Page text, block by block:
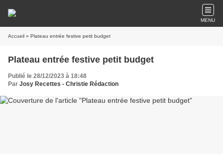
MENU
Accueil » Plateau entrée festive petit budget
Plateau entrée festive petit budget
Publié le 28/12/2023 à 18:48
Par Josy Recettes - Christie Rédaction